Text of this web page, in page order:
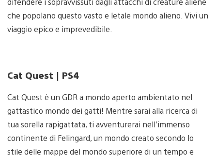
che popolano questo vasto e letale mondo alieno. Vivi un
viaggio epico e imprevedibile.
Cat Quest | PS4
Cat Quest è un GDR a mondo aperto ambientato nel
gattastico mondo dei gatti! Mentre sarai alla ricerca di
tua sorella rapigattata, ti avventurerai nell’immenso
continente di Felingard, un mondo creato secondo lo
stile delle mappe del mondo superiore di un tempo e